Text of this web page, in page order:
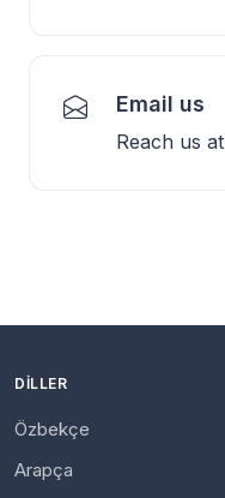
Email us
Reach us at
DILLER
Özbekçe
Arapça